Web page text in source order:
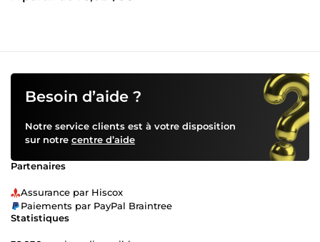
Besoin d’aide ?
Notre service clients est à votre disposition
sur notre centre d’aide
Partenaires
Assurance par Hiscox
Paiements par PayPal Braintree
Statistiques